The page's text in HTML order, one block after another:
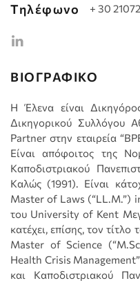
Τηλέφωνο + 30
ΒΙΟΓΡΑΦΙΚΟ
H Έλενα είναι
Δικηγορικού Συλλόγου
Partner στην εταιρεία
Είναι απόφοιτος της
Καποδιστριακού
Καλώς (1991). Είναι
Master of Laws (“LL.M.”)
του University of Kent
κατέχει, επίσης, τον
Master of Science
Health Crisis Management”
και Καποδιστριακού